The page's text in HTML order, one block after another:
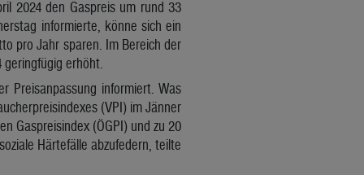
2024 den Gaspreis um rund 33
informierte, könne sich ein
pro Jahr sparen. Im Bereich der
erhöht.
Preisanpassung informiert. Was
(VPI) im Jänner
Gaspreisindex (ÖGPI) und zu 20
Härtefälle abzufedern, teilte